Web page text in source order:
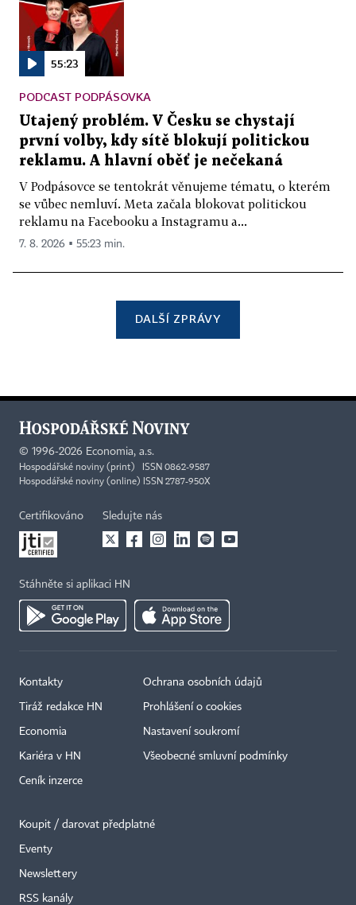
55:23
PODCAST PODPÁSOVKA
Utajený problém. V Česku se chystají
první volby, kdy sítě blokují politickou
reklamu. A hlavní oběť je nečekaná
V Podpásovce se tentokrát věnujeme tématu, o kterém
se vůbec nemluví. Meta začala blokovat politickou
reklamu na Facebooku a Instagramu a...
7. 8. 2026 ▪ 55:23 min.
DALŠÍ ZPRÁVY
© 1996-2026 Economia, a.s.
Hospodářské noviny (print) ISSN 0862-9587
Hospodářské noviny (online) ISSN 2787-950X
Certifikováno Sledujte nás
Stáhněte si aplikaci HN
Kontakty
Tiráž redakce HN
Economia
Kariéra v HN
Ceník inzerce
Ochrana osobních údajů
Prohlášení o cookies
Nastavení soukromí
Všeobecné smluvní podmínky
Koupit / darovat předplatné
Eventy
Newslettery
RSS kanály